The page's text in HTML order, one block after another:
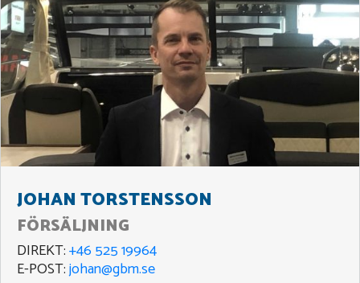
JOHAN TORSTENSSON
FÖRSÄLJNING
DIREKT:+46 525 19964
E-POST:johan@gbm.se